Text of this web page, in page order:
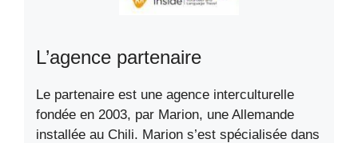
L’agence partenaire
Le partenaire est une agence interculturelle
fondée en 2003, par Marion, une Allemande
installée au Chili. Marion s’est spécialisée dans